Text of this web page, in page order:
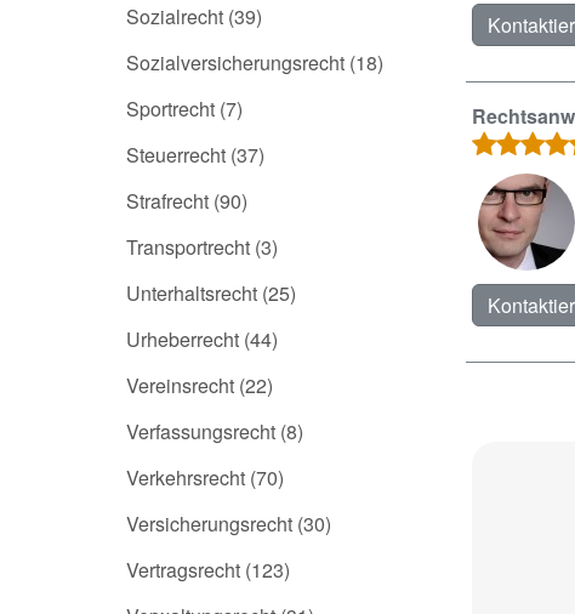
Sozialrecht (39)
Sozialversicherungsrecht (18)
Sportrecht (7)
Steuerrecht (37)
Strafrecht (90)
Transportrecht (3)
Unterhaltsrecht (25)
Urheberrecht (44)
Vereinsrecht (22)
Verfassungsrecht (8)
Verkehrsrecht (70)
Versicherungsrecht (30)
Vertragsrecht (123)